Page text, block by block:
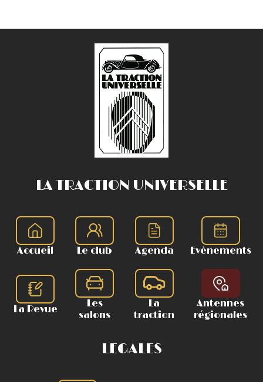
LA TRACTION UNIVERSELLE
Accueil Le club Agenda Evènements
La Revue
Les
salons
La
traction
Antennes
régionales
LEGALES